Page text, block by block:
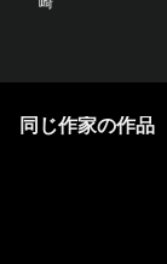
同じ作家の作品